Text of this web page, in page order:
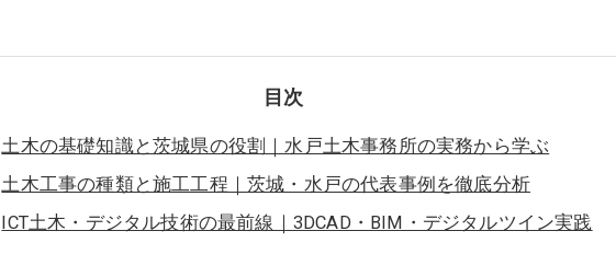
目次
土木の基礎知識と茨城県の役割｜水戸土木事務所の実務から学ぶ
土木工事の種類と施工工程｜茨城・水戸の代表事例を徹底分析
ICT土木・デジタル技術の最前線｜3DCAD・BIM・デジタルツイン実践